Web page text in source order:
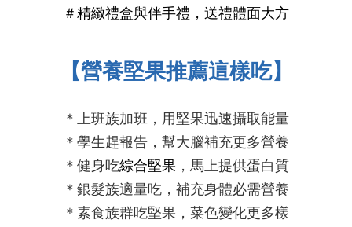
＃精緻禮盒與伴手禮 ，送禮體面大方
【營養堅果推薦這樣吃】
＊上班族加班，用堅果迅速攝取能量
＊學生趕報告，幫大腦補充更多營養
＊健身吃綜合堅果 ，馬上提供蛋白質
＊銀髮族適量吃，補充身體必需營養
＊素食族群吃堅果，菜色變化更多樣